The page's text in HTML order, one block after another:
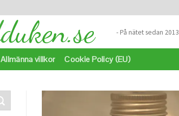
- På nätet sedan 2013
Allmänna villkor Cookie Policy (EU)